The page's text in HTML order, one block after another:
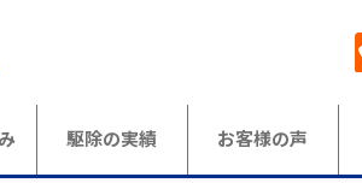
駆除の実績 お客様の声